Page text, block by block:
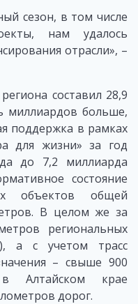
сезон, в том числе
нам удалось
отрасли», –
составил 28,9
миллиардов больше,
поддержка в рамках
для жизни» за год
до 7,2 миллиарда
состояние
объектов общей
В целом же за
региональных
а с учетом трасс
– свыше 900
Алтайском крае
дорог.